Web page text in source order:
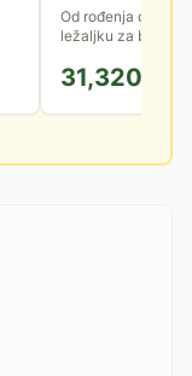
Od rođenja do 3
ležaljku za bebe.
može da jede za
31,320